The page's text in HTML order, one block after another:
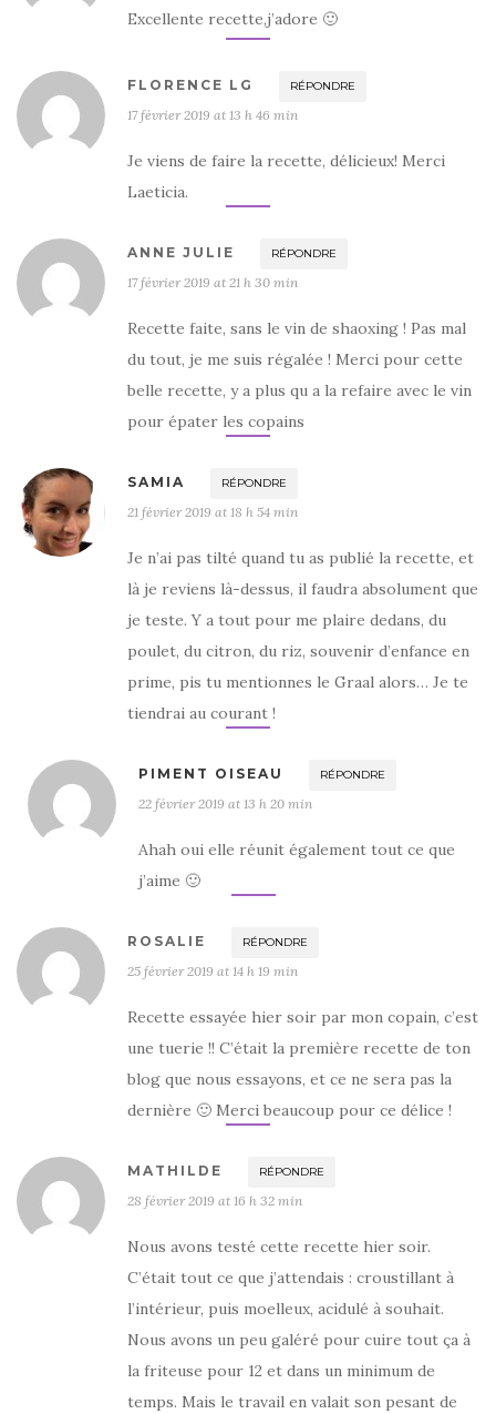
Excellente recette,j’adore 🙂
FLORENCE LG RÉPONDRE
17 février 2019 at 13 h 46 min
Je viens de faire la recette, délicieux! Merci
Laeticia.
ANNE JULIE RÉPONDRE
17 février 2019 at 21 h 30 min
Recette faite, sans le vin de shaoxing ! Pas mal
du tout, je me suis régalée ! Merci pour cette
belle recette, y a plus qu a la refaire avec le vin
pour épater les copains
SAMIA RÉPONDRE
21 février 2019 at 18 h 54 min
Je n’ai pas tilté quand tu as publié la recette, et
là je reviens là-dessus, il faudra absolument que
je teste. Y a tout pour me plaire dedans, du
poulet, du citron, du riz, souvenir d’enfance en
prime, pis tu mentionnes le Graal alors… Je te
tiendrai au courant !
PIMENT OISEAU RÉPONDRE
22 février 2019 at 13 h 20 min
Ahah oui elle réunit également tout ce que
j’aime 🙂
ROSALIE RÉPONDRE
25 février 2019 at 14 h 19 min
Recette essayée hier soir par mon copain, c’est
une tuerie !! C’était la première recette de ton
blog que nous essayons, et ce ne sera pas la
dernière 🙂 Merci beaucoup pour ce délice !
MATHILDE RÉPONDRE
28 février 2019 at 16 h 32 min
Nous avons testé cette recette hier soir.
C’était tout ce que j’attendais : croustillant à
l’intérieur, puis moelleux, acidulé à souhait.
Nous avons un peu galéré pour cuire tout ça à
la friteuse pour 12 et dans un minimum de
temps. Mais le travail en valait son pesant de